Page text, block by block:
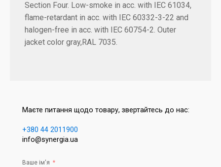
Section Four. Low-smoke in acc. with IEC 61034,
flame-retardant in acc. with IEC 60332-3-22 and
halogen-free in acc. with IEC 60754-2. Outer
jacket color gray,RAL 7035.
Маєте питання щодо товару, звертайтесь до нас:
+380 44 2011900
info@synergia.ua
Ваше ім'я